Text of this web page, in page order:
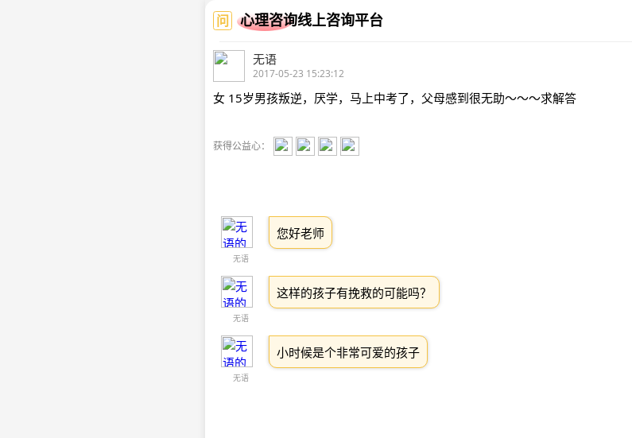
问 心理咨询线上咨询平台
无语
2017-05-23 15:23:12
女 15岁男孩叛逆，厌学，马上中考了，父母感到很无助～～～求解答
获得公益心：
无语
您好老师
无语
这样的孩子有挽救的可能吗？
无语
小时候是个非常可爱的孩子